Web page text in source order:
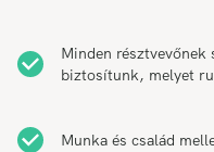
Minden résztvevőnek
biztosítunk, melyet
Munka és család